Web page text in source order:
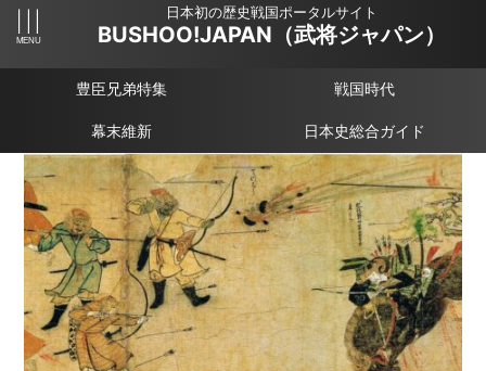
日本初の歴史戦国ポータルサイト
BUSHOO!JAPAN（武将ジャパン）
豊臣兄弟特集 戦国時代
幕末維新 日本史総合ガイド